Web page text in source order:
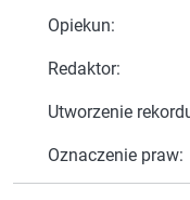
Opiekun:
Redaktor:
Utworzenie
Oznaczenie praw: